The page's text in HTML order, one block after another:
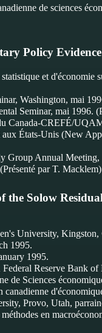
de sciences
Policy
statistique et d'économie
Washington, mai
Seminar, mai 1996.
Canada-CREFÉ/
aux États-Unis (New
Group Annual
par T.
the Solow
University,
1995.
1995.
Federal Reserve Bank
de Sciences
canadienne
Provo, Utah,
en